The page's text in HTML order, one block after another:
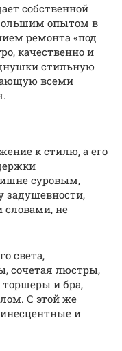
собственной
опытом в
ремонта «под
качественно и
стильную
всеми
к стилю, а его
суровым,
задушевности,
не
света,
сочетая люстры,
и бра,
С этой же
и